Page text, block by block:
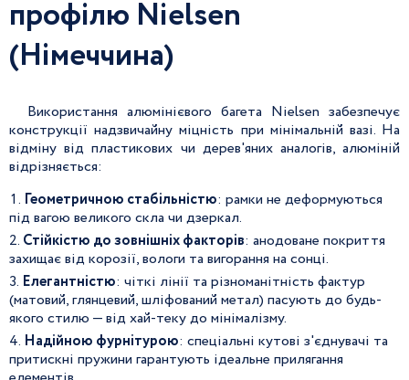
профілю Nielsen
(Німеччина)
Використання алюмінієвого багета Nielsen забезпечує
конструкції надзвичайну міцність при мінімальній вазі. На
відміну від пластикових чи дерев'яних аналогів, алюміній
відрізняється:
Геометричною стабільністю: рамки не деформуються
під вагою великого скла чи дзеркал.
Стійкістю до зовнішніх факторів: анодоване покриття
захищає від корозії, вологи та вигорання на сонці.
Елегантністю: чіткі лінії та різноманітність фактур
(матовий, глянцевий, шліфований метал) пасують до будь-
якого стилю — від хай-теку до мінімалізму.
Надійною фурнітурою: спеціальні кутові з'єднувачі та
притискні пружини гарантують ідеальне прилягання